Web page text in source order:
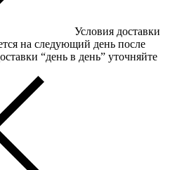
Условия доставки
на следующий день после
“день в день” уточняйте